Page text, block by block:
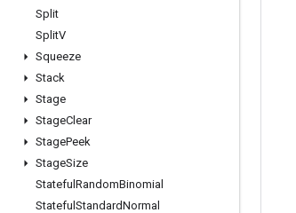
Split
SplitV
Squeeze
Stack
Stage
StageClear
StagePeek
StageSize
Stateful RandomBinomial
Stateful StandardNormal